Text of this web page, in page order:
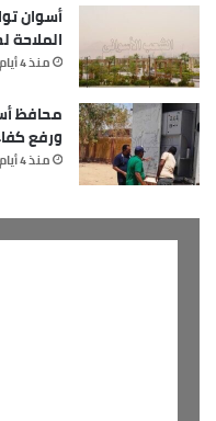
أسوان
الملاحة
منذ 4 أيام
محافظ
ورفع
منذ 4 أيام